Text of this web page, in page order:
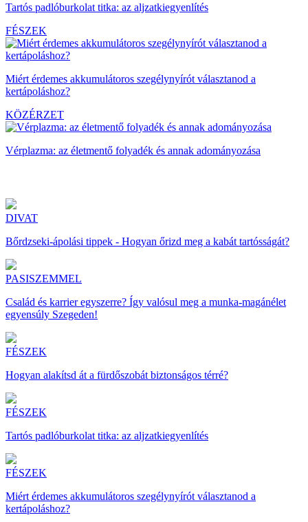
Tartós padlóburkolat titka: az aljzatkiegyenlítés
FÉSZEK
Miért érdemes akkumulátoros szegélynyírót választanod a
kertápoláshoz?
KÖZÉRZET
Vérplazma: az életmentő folyadék és annak adományozása
DIVAT
Bőrdzseki-ápolási tippek - Hogyan őrizd meg a kabát tartósságát?
PASISZEMMEL
Család és karrier egyszerre? Így valósul meg a munka-magánélet
egyensúly Szegeden!
FÉSZEK
Hogyan alakítsd át a fürdőszobát biztonságos térré?
FÉSZEK
Tartós padlóburkolat titka: az aljzatkiegyenlítés
FÉSZEK
Miért érdemes akkumulátoros szegélynyírót választanod a
kertápoláshoz?